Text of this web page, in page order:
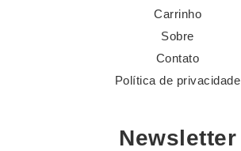
Carrinho
Sobre
Contato
Política de privacidade
Newsletter